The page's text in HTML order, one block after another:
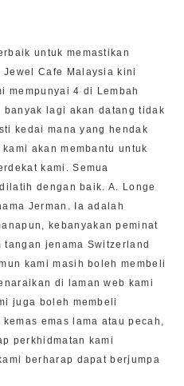
untuk memastikan
Cafe Malaysia kini
mempunyai 4 di Lembah
lagi akan datang tidak
kedai mana yang hendak
akan membantu untuk
kami. Semua
dengan baik. A. Longe
Jerman. Ia adalah
kebanyakan peminat
jenama Switzerland
kami masih boleh membeli
di laman web kami
juga boleh membeli
emas lama atau pecah,
perkhidmatan kami
berharap dapat berjumpa